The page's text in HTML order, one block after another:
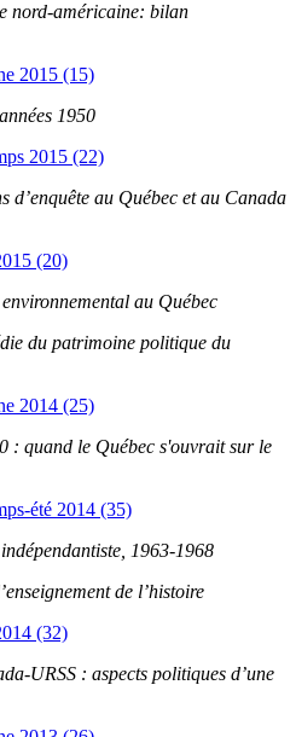
nord-américaine: bilan
2015 (15)
1950
2015 (22)
d’enquête au Québec et au Canada
(20)
au Québec
du patrimoine politique du
2014 (25)
: quand le Québec s'ouvrait sur le
été 2014 (35)
1963-1968
de l’histoire
(32)
URSS : aspects politiques d’une